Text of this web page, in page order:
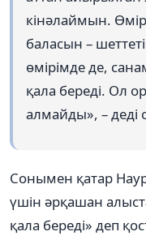
кінәлаймын.
баласын –
өмірімде де,
қала береді. Ол
алмайды», – деді
Сонымен қатар
үшін әрқашан
қала береді» деп